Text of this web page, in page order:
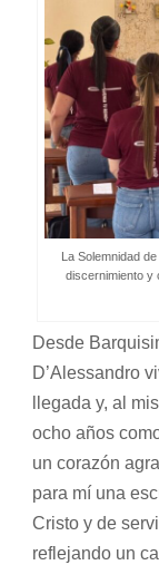
La Solemnidad
discernimiento y
Desde
D’Alessandro
llegada y, al
ocho años
un corazón
para mí una
Cristo y de
reflejando un